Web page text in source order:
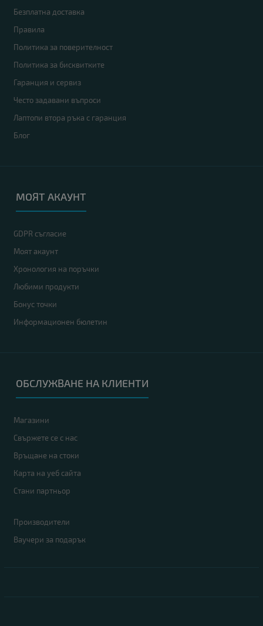
Безплатна доставка
Правила
Политика за поверителност
Политика за бисквитките
Гаранция и сервиз
Често задавани въпроси
Лаптопи втора ръка с гаранция
Блог
МОЯТ АКАУНТ
GDPR съгласие
Моят акаунт
Хронология на поръчки
Любими продукти
Бонус точки
Информационен бюлетин
ОБСЛУЖВАНЕ НА КЛИЕНТИ
Магазини
Свържете се с нас
Връщане на стоки
Карта на уеб сайта
Стани партньор
Производители
Ваучери за подарък